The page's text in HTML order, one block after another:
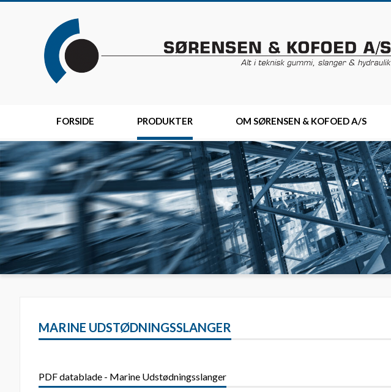
FORSIDE PRODUKTER OM SØRENSEN & KOFOED A/S
MARINE UDSTØDNINGSSLANGER
PDF datablade - Marine Udstødningsslanger